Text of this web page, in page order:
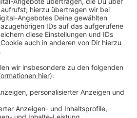
VOX), VAIANA-DAS PARADIES
SAT1).
um den YouTube
Service zu laden!